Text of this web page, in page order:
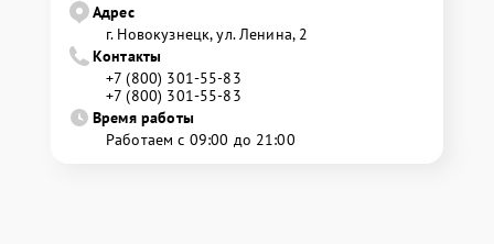
Адрес
г. Новокузнецк, ул. Ленина, 2
Контакты
+7 (800) 301-55-83
+7 (800) 301-55-83
Время работы
Работаем с 09:00 до 21:00